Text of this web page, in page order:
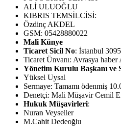
ALİ ULUOĞLU
KIBRIS TEMSİLCİSİ:
Özdinç AKDEL
GSM: 05428880022
Mali Künye
Ticaret Sicil No: İstanbul
Ticaret Ünvanı: Avrasya haber
Yönetim Kurulu Başkanı
Yüksel Uysal
Sermaye: Tamamı ödenmiş
Denetçi: Mali Müşavir Cemil
Hukuk Müşavirleri:
Nuran Veyseller
M.Cahit Dedeoğlu